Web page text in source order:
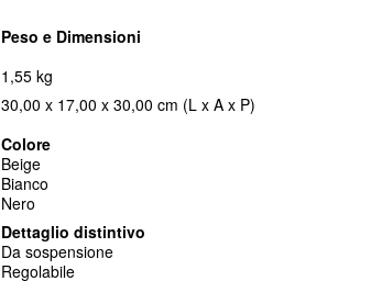
Peso e Dimensioni
1,55 kg
30,00 x 17,00 x 30,00 cm (L x A x P)
Colore
Beige
Bianco
Nero
Dettaglio distintivo
Da sospensione
Regolabile